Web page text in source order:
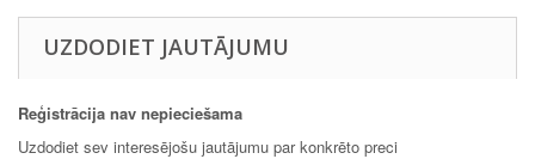
UZDODIET JAUTĀJUMU
Reģistrācija nav nepieciešama
Uzdodiet sev interesējošu jautājumu par konkrēto preci